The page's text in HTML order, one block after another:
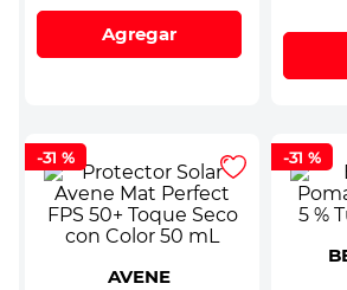
Agregar
-31 %
AVENE
-31 %